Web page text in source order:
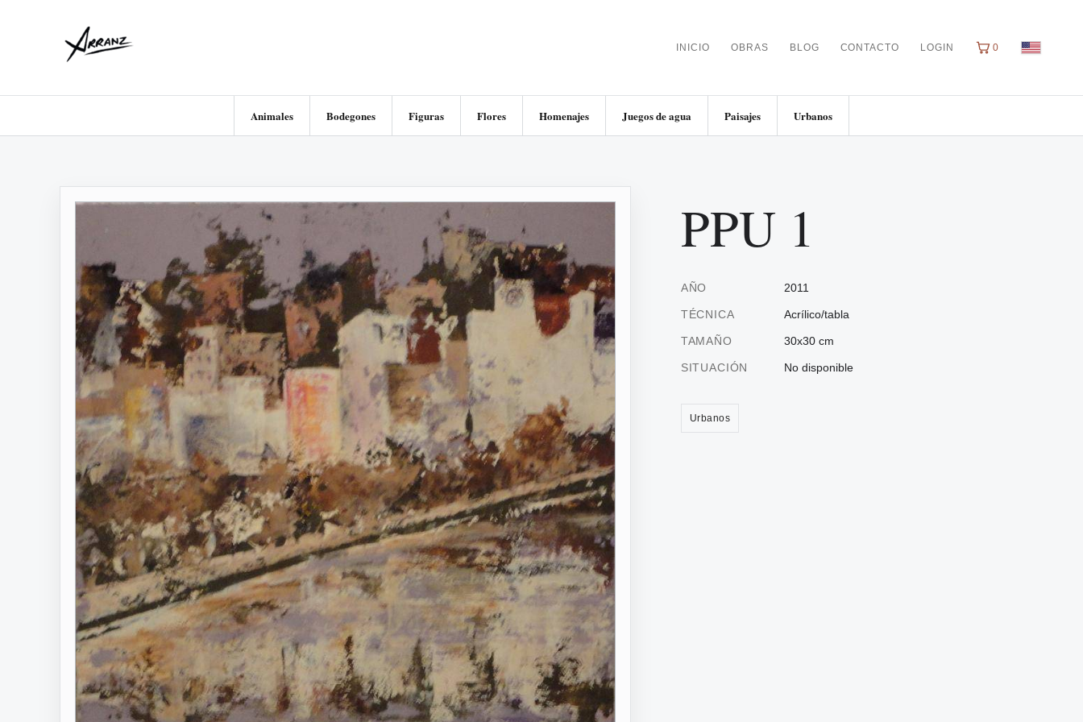
INICIO OBRAS BLOG CONTACTO LOGIN 0
Animales Bodegones Figuras Flores Homenajes Juegos de agua Paisajes Urbanos
PPU 1
AÑO 2011
TÉCNICA Acrílico/tabla
TAMAÑO 30x30 cm
SITUACIÓN No disponible
Urbanos